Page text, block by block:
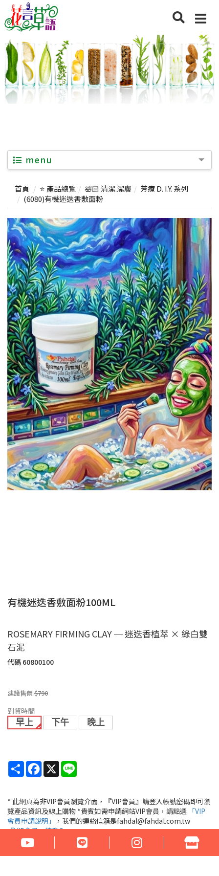
menu
首頁 ⭐ 產品總覽 🛀🏻 清潔.潔膚
芳療 D. I.Y. 系列
(6080)有機迷迭香敷面粉
有機迷迭香敷面粉100ML
ROSEMARY FIRMING CLAY ─ 迷迭香植萃 × 綠白雙
石泥
代碼 60800100
建議售價$790
到貨時間
早上
下午 晚上
Share Facebook
X
* 此網頁為非VIP會員瀏覽介面，『VIP會員』請登入帳號密碼即可瀏
覽產品資訊及線上購物 *貴賓如需申請網站VIP會員，請點選 「VIP
會員申請說明」
，我們的連絡信箱是fahdal@fahdal.com.tw
『VIP會員』請登入